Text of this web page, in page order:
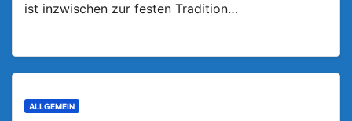
ist inzwischen zur festen Tradition…
ALLGEMEIN